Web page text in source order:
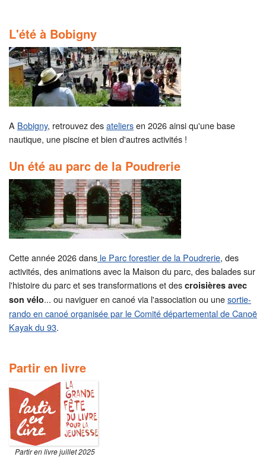
L'été à Bobigny
A Bobigny, retrouvez desateliersen 2026 ainsi qu'une base
nautique, une piscine et bien d'autres activités !
Un été au parc de la Poudrerie
Cette année 2026 dans le Parc forestier de la Poudrerie, des
activités, des animations avec la Maison du parc, des balades sur
l'histoire du parc et ses transformations et des croisières avec
son vélo... ou naviguer en canoé via l'association ou unesortie-
rando en canoé organisée par le Comité départemental de Canoë
Kayak du 93.
Partir en livre
Partir en livre juillet 2025